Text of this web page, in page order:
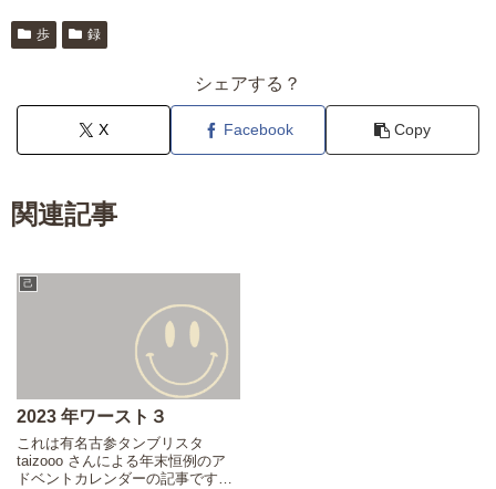
歩 録
シェアする？
X Facebook Copy
関連記事
己
2023 年ワースト３
これは有名古参タンブリスタ
taizooo さんによる年末恒例のア
ドベントカレンダーの記事です。